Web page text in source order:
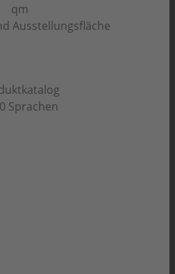
qm
Ausstellungsfläche
Sprachen